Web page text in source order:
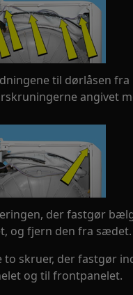
til dørlåsen fra
angivet
der fastgør
og fjern den fra sædet.
to skruer, der fastgør
og til frontpanelet.